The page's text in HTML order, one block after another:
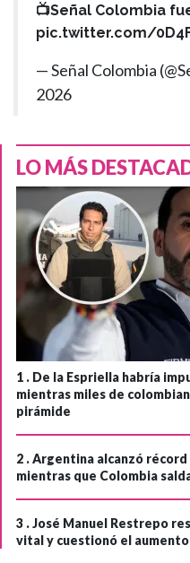
📺Señal Colombia
pic.twitter.com/
— Señal Colombia
2026
LO MÁS
1 . De la Espriella habría
mientras miles de
pirámide
2 .Argentina alcanzó
mientras que Colombia
3 .José Manuel Restrepo
vital y cuestionó el